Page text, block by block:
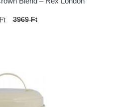
3969 Ft